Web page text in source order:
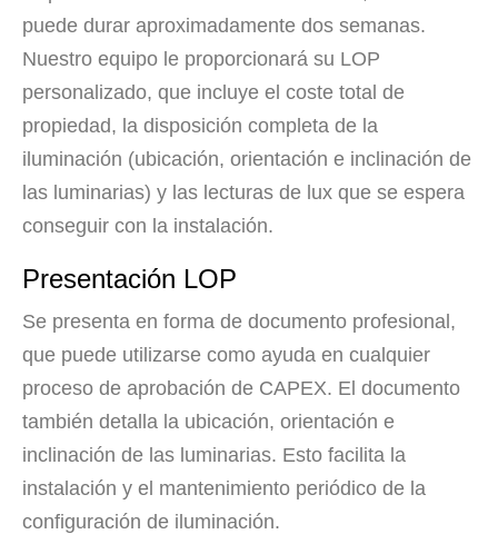
puede durar aproximadamente dos semanas.
Nuestro equipo le proporcionará su LOP
personalizado, que incluye el coste total de
propiedad, la disposición completa de la
iluminación (ubicación, orientación e inclinación de
las luminarias) y las lecturas de lux que se espera
conseguir con la instalación.
Presentación LOP
Se presenta en forma de documento profesional,
que puede utilizarse como ayuda en cualquier
proceso de aprobación de CAPEX. El documento
también detalla la ubicación, orientación e
inclinación de las luminarias. Esto facilita la
instalación y el mantenimiento periódico de la
configuración de iluminación.